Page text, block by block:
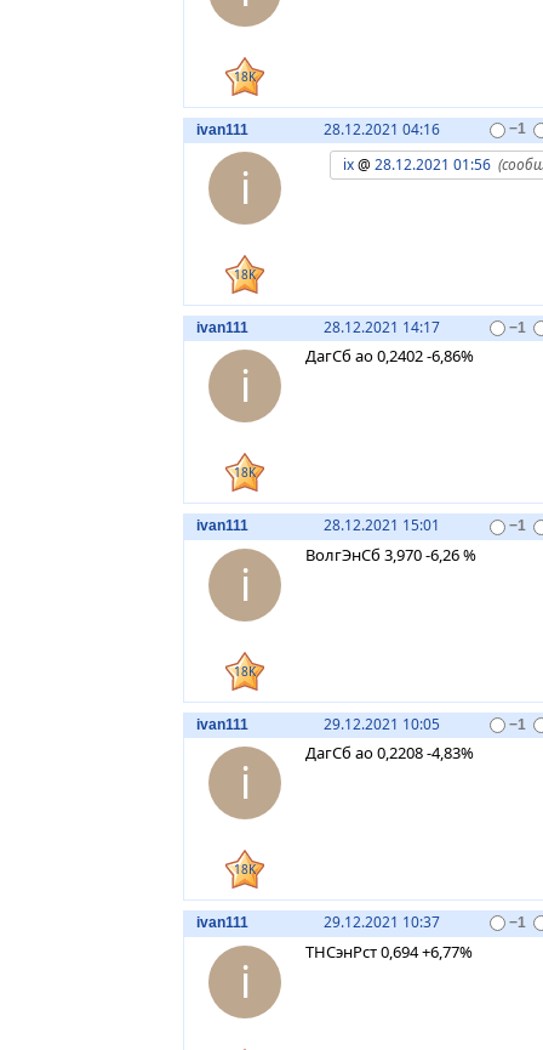
18K
ivan111 28.12.2021 04:16 −1
i
18K
ix@ 28.12.2021 01:56
ivan111 28.12.2021 14:17 −1
i
18K
ДагСб ао 0,2402 -6,86%
ivan111 28.12.2021 15:01 −1
i
18K
ВолгЭнСб 3,970 -6,26 %
ivan111 29.12.2021 10:05 −1
i
18K
ДагСб ао 0,2208 -4,83%
ivan111 29.12.2021 10:37 −1
i ТНСэнРст 0,694 +6,77%